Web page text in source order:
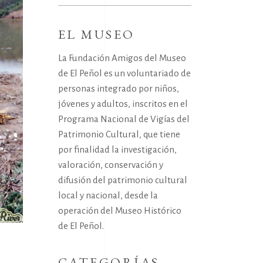
for:
EL MUSEO
La Fundación Amigos del Museo
de El Peñol es un voluntariado de
personas integrado por niños,
jóvenes y adultos, inscritos en el
Programa Nacional de Vigías del
Patrimonio Cultural, que tiene
por finalidad la investigación,
valoración, conservación y
difusión del patrimonio cultural
local y nacional, desde la
operación del Museo Histórico
de El Peñol.